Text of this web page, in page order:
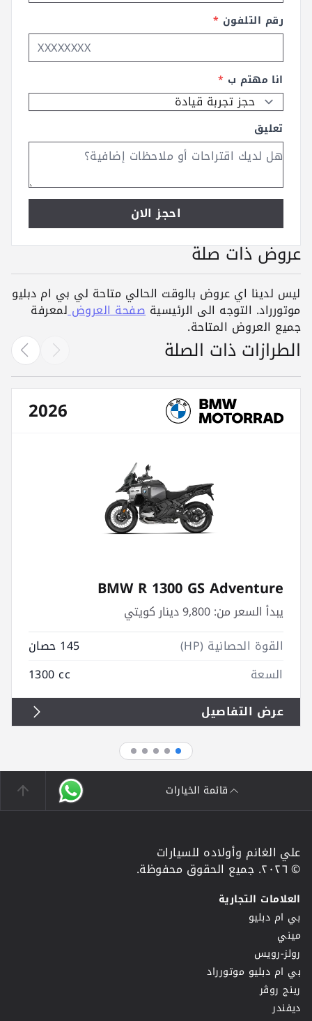
رقم التلفون *
انا مهتم ب *
تعليق
احجز الان
عروض ذات صلة
ليس لدينا اي عروض بالوقت الحالي متاحة لي بي ام دبليو
موتورراد. التوجه الى الرئيسية صفحة العروضلمعرفة
جميع العروض المتاحة.
الطرازات ذات الصلة
2026
BMW R 1300 GS Adventure
يبدأ السعر من:
القوة الحصانية (HP)
145 حصان
السعة
1300 cc
عرض التفاصيل
قائمة الخيارات
علي الغانم وأولاده للسيارات
© ٢٠٢٦. جميع الحقوق محفوظة.
العلامات التجارية
بي ام دبليو
ميني
رولز-رويس
بي ام دبليو موتورراد
رينج روڤر
ديفندر